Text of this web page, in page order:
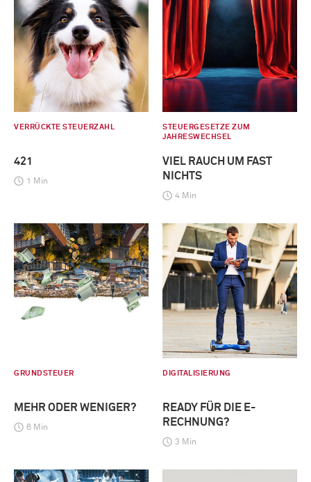
VERRÜCKTE STEUERZAHL
421
1 Min
STEUERGESETZE ZUM
JAHRESWECHSEL
VIEL RAUCH UM FAST
NICHTS
4 Min
GRUNDSTEUER
MEHR ODER WENIGER?
6 Min
DIGITALISIERUNG
READY FÜR DIE E-
RECHNUNG?
3 Min